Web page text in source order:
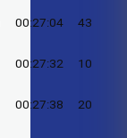
00:27:04 43
00:27:32 10
00:27:38 20